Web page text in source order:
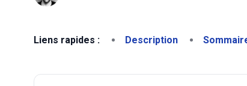
Liens rapides : Description